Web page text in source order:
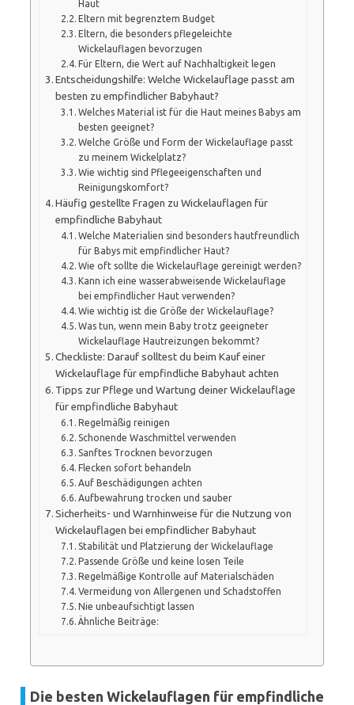
Haut
Eltern mit begrenztem Budget
Eltern, die besonders pflegeleichte
Wickelauflagen bevorzugen
Für Eltern, die Wert auf Nachhaltigkeit legen
Entscheidungshilfe: Welche Wickelauflage passt am
besten zu empfindlicher Babyhaut?
Welches Material ist für die Haut meines Babys am
besten geeignet?
Welche Größe und Form der Wickelauflage passt
zu meinem Wickelplatz?
Wie wichtig sind Pflegeeigenschaften und
Reinigungskomfort?
Häufig gestellte Fragen zu Wickelauflagen für
empfindliche Babyhaut
Welche Materialien sind besonders hautfreundlich
für Babys mit empfindlicher Haut?
Wie oft sollte die Wickelauflage gereinigt werden?
Kann ich eine wasserabweisende Wickelauflage
bei empfindlicher Haut verwenden?
Wie wichtig ist die Größe der Wickelauflage?
Was tun, wenn mein Baby trotz geeigneter
Wickelauflage Hautreizungen bekommt?
Checkliste: Darauf solltest du beim Kauf einer
Wickelauflage für empfindliche Babyhaut achten
Tipps zur Pflege und Wartung deiner Wickelauflage
für empfindliche Babyhaut
Regelmäßig reinigen
Schonende Waschmittel verwenden
Sanftes Trocknen bevorzugen
Flecken sofort behandeln
Auf Beschädigungen achten
Aufbewahrung trocken und sauber
Sicherheits- und Warnhinweise für die Nutzung von
Wickelauflagen bei empfindlicher Babyhaut
Stabilität und Platzierung der Wickelauflage
Passende Größe und keine losen Teile
Regelmäßige Kontrolle auf Materialschäden
Vermeidung von Allergenen und Schadstoffen
Nie unbeaufsichtigt lassen
Ähnliche Beiträge:
Die besten Wickelauflagen für empfindliche